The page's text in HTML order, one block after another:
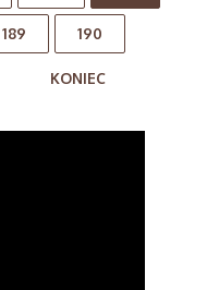
189 190
KONIEC